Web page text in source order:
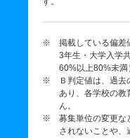
※ 掲載している偏差
3年生・大学入学
60%以上80%未満
※ Ｂ判定値は、過去
あり、各学校の教
ん。
※ 募集単位の変更な
されないことや、